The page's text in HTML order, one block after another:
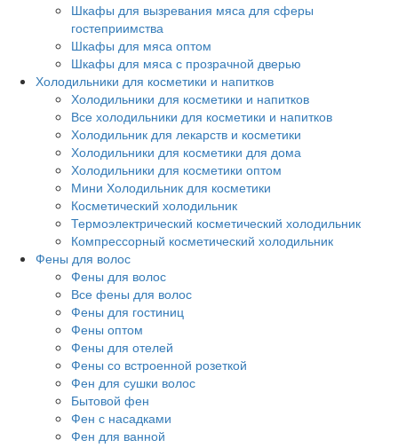
Шкафы для вызревания мяса для сферы
гостеприимства
Шкафы для мяса оптом
Шкафы для мяса с прозрачной дверью
Холодильники для косметики и напитков
Холодильники для косметики и напитков
Все холодильники для косметики и напитков
Холодильник для лекарств и косметики
Холодильники для косметики для дома
Холодильники для косметики оптом
Мини Холодильник для косметики
Косметический холодильник
Термоэлектрический косметический холодильник
Компрессорный косметический холодильник
Фены для волос
Фены для волос
Все фены для волос
Фены для гостиниц
Фены оптом
Фены для отелей
Фены со встроенной розеткой
Фен для сушки волос
Бытовой фен
Фен с насадками
Фен для ванной